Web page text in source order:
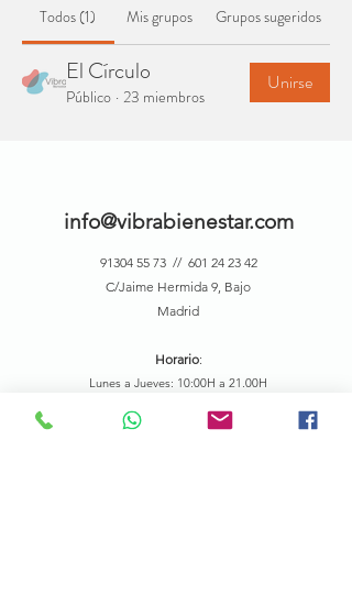
Todos (1) Mis grupos Grupos sugeridos
El Círculo
Público · 23 miembros
Unirse
info@vibrabienestar.com
91304 55 73// 601 24 23 42
C/Jaime Hermida 9, Bajo
Madrid
Horario:
Lunes a Jueves: 10:00H a 21.00H